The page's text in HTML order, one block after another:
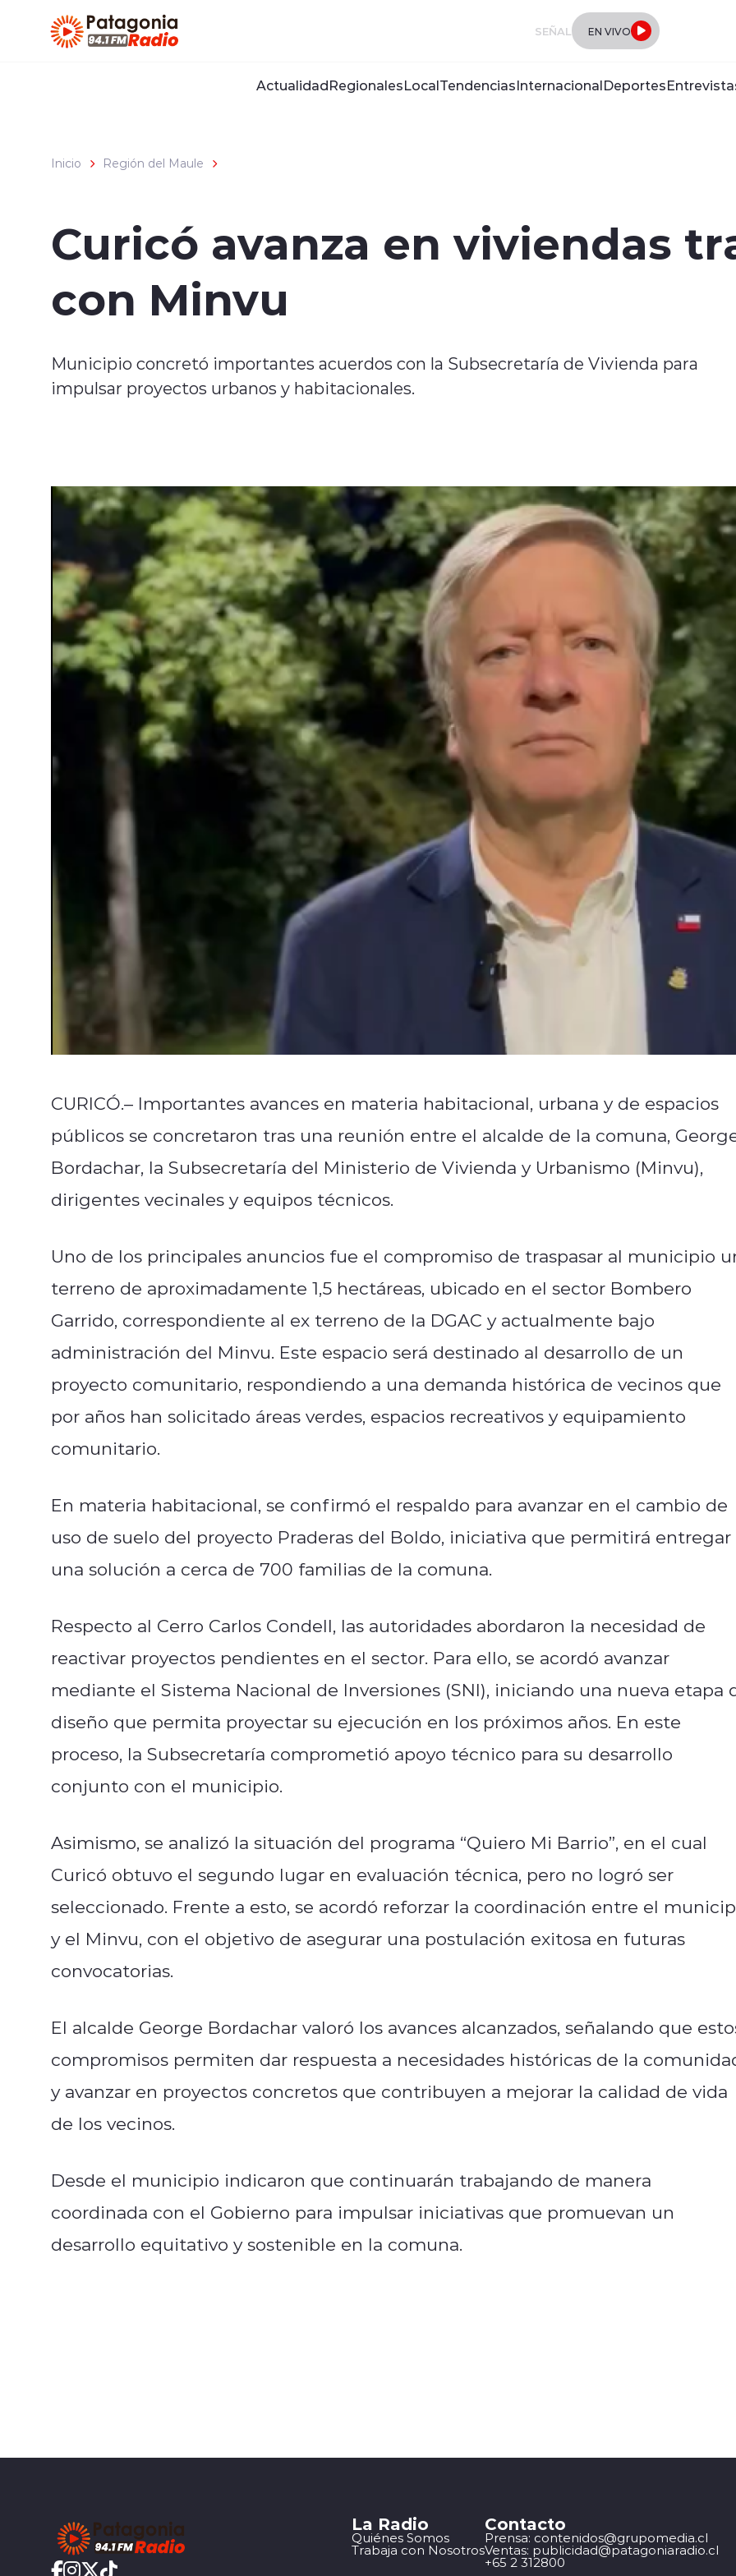
SEÑAL EN VIVO
ActualidadRegionalesLocalTendenciasInternacionalDeportes
Inicio Región del Maule
Curicó avanza en viviendas
con Minvu
Municipio concretó importantes acuerdos con la Subsecretaría de Vivienda para
impulsar proyectos urbanos y habitacionales.
CURICÓ.– Importantes avances en materia habitacional, urbana y de espacios
públicos se concretaron tras una reunión entre el alcalde de la comuna,
Bordachar, la Subsecretaría del Ministerio de Vivienda y Urbanismo (Minvu),
dirigentes vecinales y equipos técnicos.
Uno de los principales anuncios fue el compromiso de traspasar al municipio
terreno de aproximadamente 1,5 hectáreas, ubicado en el sector Bombero
Garrido, correspondiente al ex terreno de la DGAC y actualmente bajo
administración del Minvu. Este espacio será destinado al desarrollo de un
proyecto comunitario, respondiendo a una demanda histórica de vecinos que
por años han solicitado áreas verdes, espacios recreativos y equipamiento
comunitario.
En materia habitacional, se confirmó el respaldo para avanzar en el cambio de
uso de suelo del proyecto Praderas del Boldo, iniciativa que permitirá entregar
una solución a cerca de 700 familias de la comuna.
Respecto al Cerro Carlos Condell, las autoridades abordaron la necesidad de
reactivar proyectos pendientes en el sector. Para ello, se acordó avanzar
mediante el Sistema Nacional de Inversiones (SNI), iniciando una nueva etapa
diseño que permita proyectar su ejecución en los próximos años. En este
proceso, la Subsecretaría comprometió apoyo técnico para su desarrollo
conjunto con el municipio.
Asimismo, se analizó la situación del programa “Quiero Mi Barrio”, en el cual
Curicó obtuvo el segundo lugar en evaluación técnica, pero no logró ser
seleccionado. Frente a esto, se acordó reforzar la coordinación entre el
y el Minvu, con el objetivo de asegurar una postulación exitosa en futuras
convocatorias.
El alcalde George Bordachar valoró los avances alcanzados, señalando que
compromisos permiten dar respuesta a necesidades históricas de la
y avanzar en proyectos concretos que contribuyen a mejorar la calidad de vida
de los vecinos.
Desde el municipio indicaron que continuarán trabajando de manera
coordinada con el Gobierno para impulsar iniciativas que promuevan un
desarrollo equitativo y sostenible en la comuna.
La Radio
Quiénes Somos
Trabaja con Nosotros
Contacto
Prensa: contenidos@grupomedia.cl
Ventas: publicidad@patagoniaradio.cl
+65 2 312800